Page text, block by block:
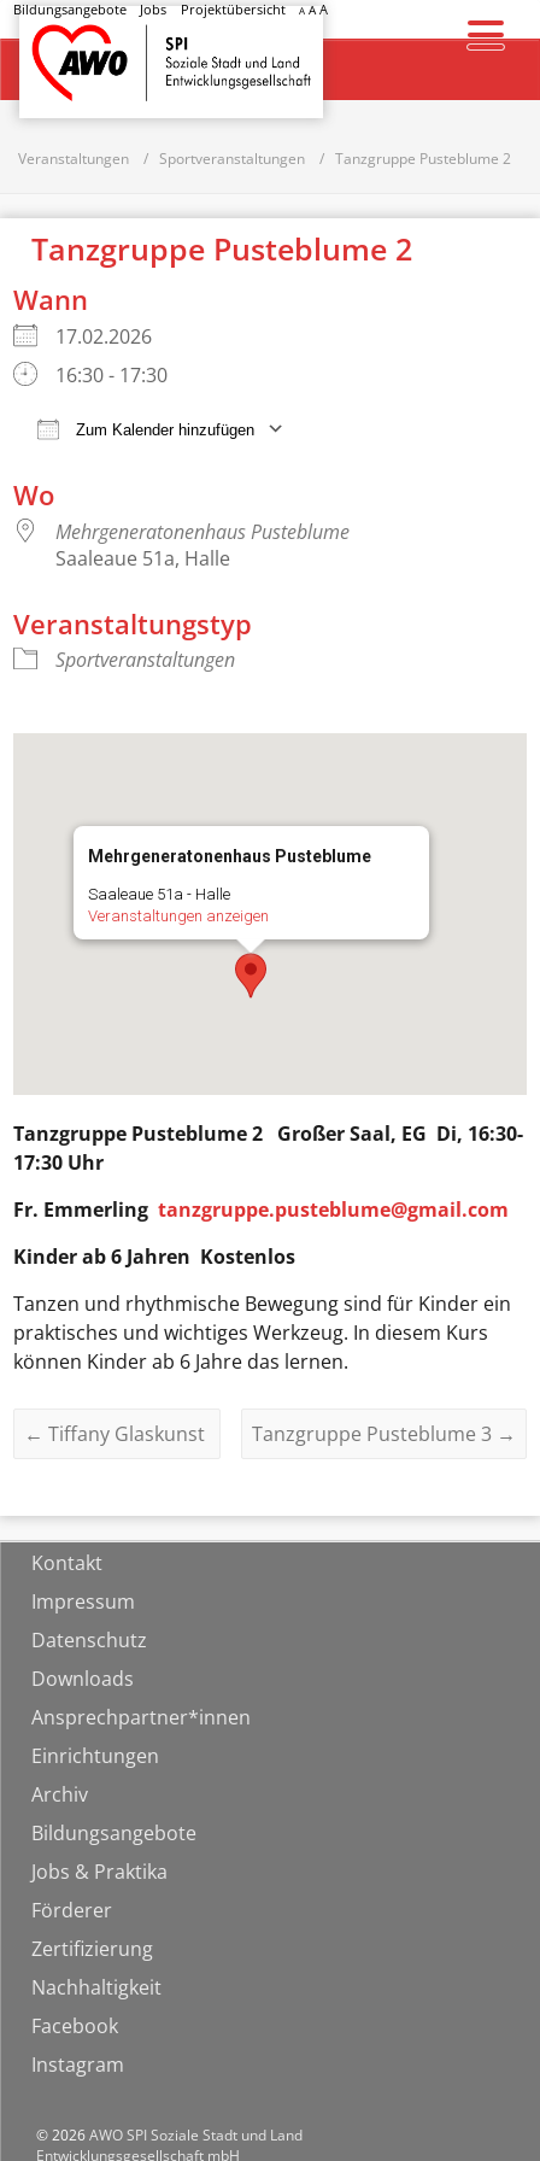
Bildungsangebote Jobs Projektübersicht A AA
Startseite
Veranstaltungen Sportveranstaltungen Tanzgruppe Pusteblume 2
Tanzgruppe Pusteblume 2
Wann
17.02.2026
16:30 - 17:30
Zum Kalender hinzufügen
Wo
Mehrgeneratonenhaus Pusteblume
Saaleaue 51a, Halle
Veranstaltungstyp
Sportveranstaltungen
Mehrgeneratonenhaus Pusteblume
Saaleaue 51a - Halle
Veranstaltungen anzeigen
Tanzgruppe Pusteblume 2 Großer Saal, EG Di, 16:30-
17:30 Uhr
Fr. Emmerlingtanzgruppe.pusteblume@gmail.com
Kinder ab 6 Jahren Kostenlos
Tanzen und rhythmische Bewegung sind für Kinder ein
praktisches und wichtiges Werkzeug. In diesem Kurs
können Kinder ab 6 Jahre das lernen.
← Tiffany Glaskunst Tanzgruppe Pusteblume 3 →
Kontakt
Impressum
Datenschutz
Downloads
Ansprechpartner*innen
Einrichtungen
Archiv
Bildungsangebote
Jobs & Praktika
Förderer
Zertifizierung
Nachhaltigkeit
Facebook
Instagram
© 2026AWO SPI Soziale Stadt und Land
Entwicklungsgesellschaft mbH